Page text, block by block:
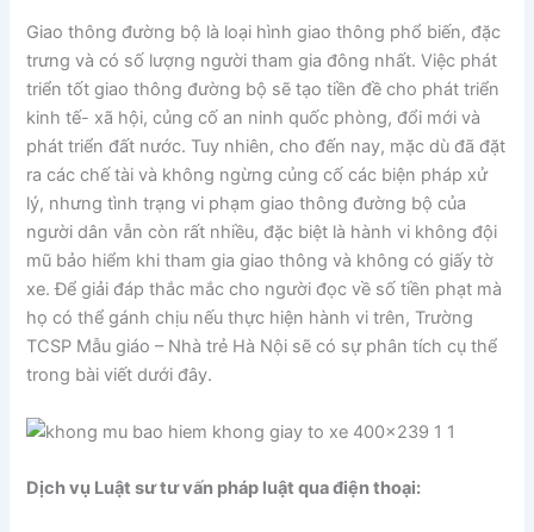
Giao thông đường bộ là loại hình giao thông phổ biến, đặc
trưng và có số lượng người tham gia đông nhất. Việc phát
triển tốt giao thông đường bộ sẽ tạo tiền đề cho phát triển
kinh tế- xã hội, củng cố an ninh quốc phòng, đổi mới và
phát triển đất nước. Tuy nhiên, cho đến nay, mặc dù đã đặt
ra các chế tài và không ngừng củng cố các biện pháp xử
lý, nhưng tình trạng vi phạm giao thông đường bộ của
người dân vẫn còn rất nhiều, đặc biệt là hành vi không đội
mũ bảo hiểm khi tham gia giao thông và không có giấy tờ
xe. Để giải đáp thắc mắc cho người đọc về số tiền phạt mà
họ có thể gánh chịu nếu thực hiện hành vi trên, Trường
TCSP Mẫu giáo – Nhà trẻ Hà Nội sẽ có sự phân tích cụ thể
trong bài viết dưới đây.
Dịch vụ Luật sư tư vấn pháp luật qua điện thoại: